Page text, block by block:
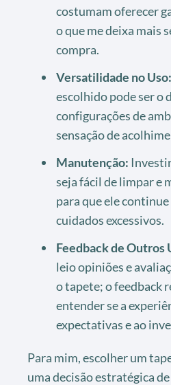
costumam oferecer
o que me deixa mais
compra.
Versatilidade no Uso:
escolhido pode ser o
configurações de
sensação de
Manutenção:
seja fácil de limpar e
para que ele
cuidados excessivos.
Feedback de Outros
leio opiniões e
o tapete; o feedback
entender se a
expectativas e ao
Para mim, escolher um
uma decisão estratégica